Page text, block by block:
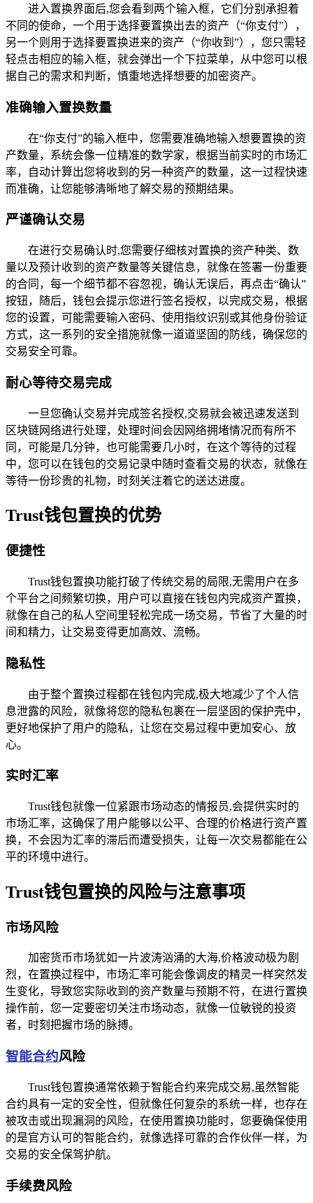
进入置换界面后,您会看到两个输入框，它们分别承担着
不同的使命，一个用于选择要置换出去的资产（“你支付”），
另一个则用于选择要置换进来的资产（“你收到”），您只需轻
轻点击相应的输入框，就会弹出一个下拉菜单，从中您可以根
据自己的需求和判断，慎重地选择想要的加密资产。
准确输入置换数量
在“你支付”的输入框中，您需要准确地输入想要置换的资
产数量，系统会像一位精准的数学家，根据当前实时的市场汇
率，自动计算出您将收到的另一种资产的数量，这一过程快速
而准确，让您能够清晰地了解交易的预期结果。
严谨确认交易
在进行交易确认时,您需要仔细核对置换的资产种类、数
量以及预计收到的资产数量等关键信息，就像在签署一份重要
的合同，每一个细节都不容忽视，确认无误后，再点击“确认”
按钮，随后，钱包会提示您进行签名授权，以完成交易，根据
您的设置，可能需要输入密码、使用指纹识别或其他身份验证
方式，这一系列的安全措施就像一道道坚固的防线，确保您的
交易安全可靠。
耐心等待交易完成
一旦您确认交易并完成签名授权,交易就会被迅速发送到
区块链网络进行处理，处理时间会因网络拥堵情况而有所不
同，可能是几分钟，也可能需要几小时，在这个等待的过程
中，您可以在钱包的交易记录中随时查看交易的状态，就像在
等待一份珍贵的礼物，时刻关注着它的送达进度。
Trust钱包置换的优势
便捷性
Trust钱包置换功能打破了传统交易的局限,无需用户在多
个平台之间频繁切换，用户可以直接在钱包内完成资产置换，
就像在自己的私人空间里轻松完成一场交易，节省了大量的时
间和精力，让交易变得更加高效、流畅。
隐私性
由于整个置换过程都在钱包内完成,极大地减少了个人信
息泄露的风险，就像将您的隐私包裹在一层坚固的保护壳中，
更好地保护了用户的隐私，让您在交易过程中更加安心、放
心。
实时汇率
Trust钱包就像一位紧跟市场动态的情报员,会提供实时的
市场汇率，这确保了用户能够以公平、合理的价格进行资产置
换，不会因为汇率的滞后而遭受损失，让每一次交易都能在公
平的环境中进行。
Trust钱包置换的风险与注意事项
市场风险
加密货币市场犹如一片波涛汹涌的大海,价格波动极为剧
烈，在置换过程中，市场汇率可能会像调皮的精灵一样突然发
生变化，导致您实际收到的资产数量与预期不符，在进行置换
操作前，您一定要密切关注市场动态，就像一位敏锐的投资
者，时刻把握市场的脉搏。
智能合约风险
Trust钱包置换通常依赖于智能合约来完成交易,虽然智能
合约具有一定的安全性，但就像任何复杂的系统一样，也存在
被攻击或出现漏洞的风险，在使用置换功能时，您要确保使用
的是官方认可的智能合约，就像选择可靠的合作伙伴一样，为
交易的安全保驾护航。
手续费风险